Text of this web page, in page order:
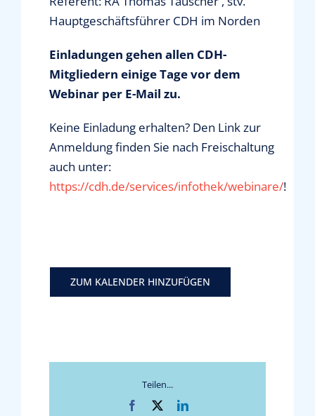
Hauptgeschäftsführer CDH im Norden
Einladungen gehen allen CDH-
Mitgliedern einige Tage vor dem
Webinar per E-Mail zu.
Keine Einladung erhalten? Den Link zur
Anmeldung finden Sie nach Freischaltung
auch unter:
https://cdh.de/services/infothek/webinare/!
ZUM KALENDER HINZUFÜGEN
Teilen...
Facebook LinkedIn